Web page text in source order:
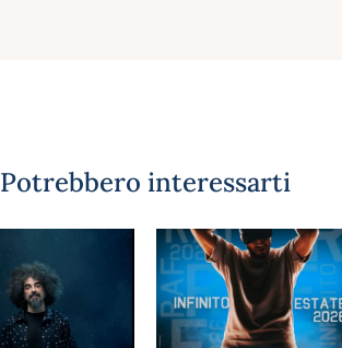
Potrebbero interessarti